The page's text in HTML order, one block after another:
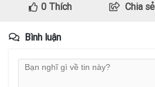
0Thích Chia sẻ
Bình luận